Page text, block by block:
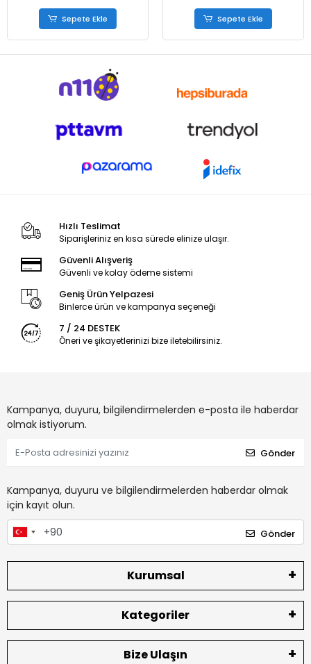
Sepete Ekle Sepete Ekle
Hızlı Teslimat
Siparişleriniz en kısa sürede elinize ulaşır.
Güvenli Alışveriş
Güvenli ve kolay ödeme sistemi
Geniş Ürün Yelpazesi
Binlerce ürün ve kampanya seçeneği
7 / 24 DESTEK
Öneri ve şikayetlerinizi bize iletebilirsiniz.
Kampanya, duyuru, bilgilendirmelerden e-posta ile haberdar
olmak istiyorum.
Gönder
Kampanya, duyuru ve bilgilendirmelerden haberdar olmak
için kayıt olun.
Gönder
Kurumsal
Kategoriler
Bize Ulaşın